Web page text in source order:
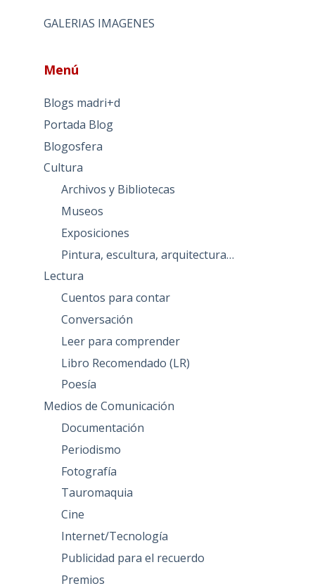
GALERIAS IMAGENES
Menú
Blogs madri+d
Portada Blog
Blogosfera
Cultura
Archivos y Bibliotecas
Museos
Exposiciones
Pintura, escultura, arquitectura…
Lectura
Cuentos para contar
Conversación
Leer para comprender
Libro Recomendado (LR)
Poesía
Medios de Comunicación
Documentación
Periodismo
Fotografía
Tauromaquia
Cine
Internet/Tecnología
Publicidad para el recuerdo
Premios